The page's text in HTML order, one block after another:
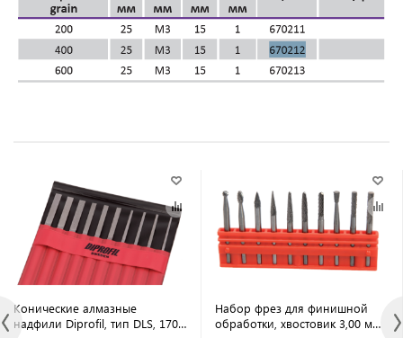
Конические алмазные
надфили Diprofil, тип DLS, 170
Набор фрез для финишной
обработки, хвостовик 3,00 мм,